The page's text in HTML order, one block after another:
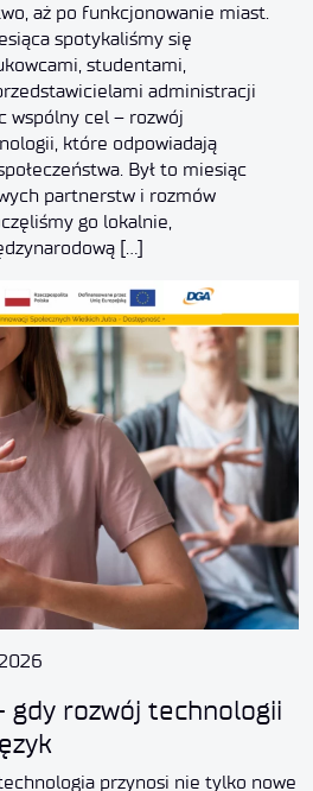
aż po funkcjonowanie miast.
spotykaliśmy się
studentami,
administracji
wspólny cel – rozwój
które odpowiadają
Był to miesiąc
partnerstw i rozmów
go lokalnie,
[…]
gdy rozwój technologii
przynosi nie tylko nowe